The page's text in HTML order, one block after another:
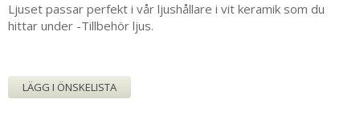
Ljuset passar perfekt i vår ljushållare i vit keramik som du
hittar under -Tillbehör ljus.
LÄGG I ÖNSKELISTA